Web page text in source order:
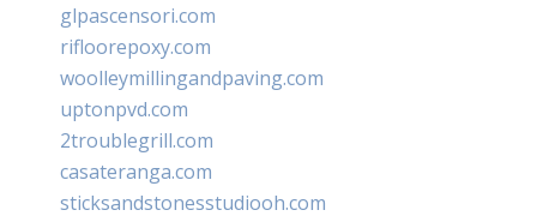
glpascensori.com
rifloorepoxy.com
woolleymillingandpaving.com
uptonpvd.com
2troublegrill.com
casateranga.com
sticksandstonesstudiooh.com